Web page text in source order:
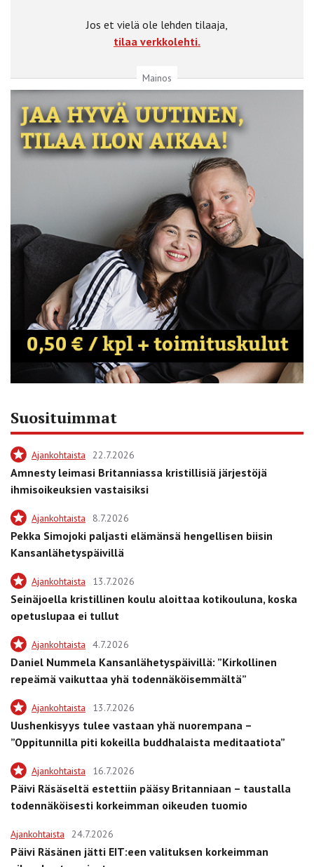
Jos et vielä ole lehden tilaaja,
tilaa verkkolehti.
Mainos
Suosituimmat
Ajankohtaista 22.7.2026
Amnesty leimasi Britanniassa kristillisiä järjestöjä
ihmisoikeuksien vastaisiksi
Ajankohtaista 8.7.2026
Pekka Simojoki paljasti elämänsä hengellisen biisin
Kansanlähetyspäivillä
Ajankohtaista 13.7.2026
Seinäjoella kristillinen koulu aloittaa kotikouluna, koska
opetuslupaa ei tullut
Ajankohtaista 4.7.2026
Daniel Nummela Kansanlähetyspäivillä: ”Kirkollinen
repeämä vaikuttaa yhä todennäköisemmältä”
Ajankohtaista 13.7.2026
Uushenkisyys tulee vastaan yhä nuorempana –
”Oppitunnilla piti kokeilla buddhalaista meditaatiota”
Ajankohtaista 16.7.2026
Päivi Räsäseltä estettiin pääsy Britanniaan – taustalla
todennäköisesti korkeimman oikeuden tuomio
Ajankohtaista 24.7.2026
Päivi Räsänen jätti EIT:een valituksen korkeimman